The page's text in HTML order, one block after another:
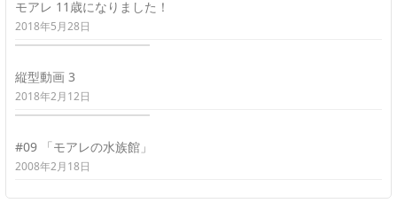
モアレ 11歳になりました！
2018年5月28日
縦型動画 3
2018年2月12日
#09 「モアレの水族館」
2008年2月18日